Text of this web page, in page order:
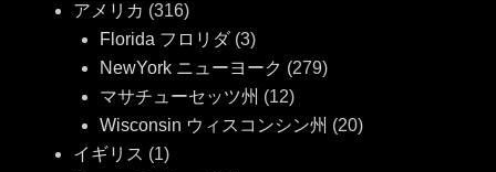
アメリカ (316)
Florida フロリダ (3)
NewYork ニューヨーク (279)
マサチューセッツ州 (12)
Wisconsin ウィスコンシン州 (20)
イギリス (1)